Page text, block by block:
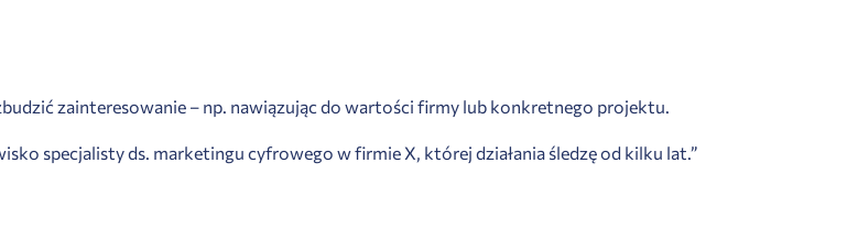
zainteresowanie – np. nawiązując do wartości firmy lub konkretnego projektu.
specjalisty ds. marketingu cyfrowego w firmie X, której działania śledzę od kilku lat.”